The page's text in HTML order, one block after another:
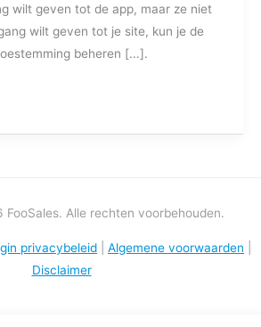
wilt geven tot de app, maar ze niet
wilt geven tot je site, kun je de
beheren [...].
Alle rechten voorbehouden.
privacybeleid Algemene voorwaarden
Disclaimer